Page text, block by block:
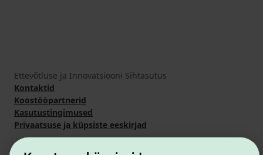
Ettevõtluse ja Innovatsiooni Sihtasutus
Kontaktid
Koostööpartnerid
Kasutustingimused
Privaatsuse ja küpsiste eeskirjad